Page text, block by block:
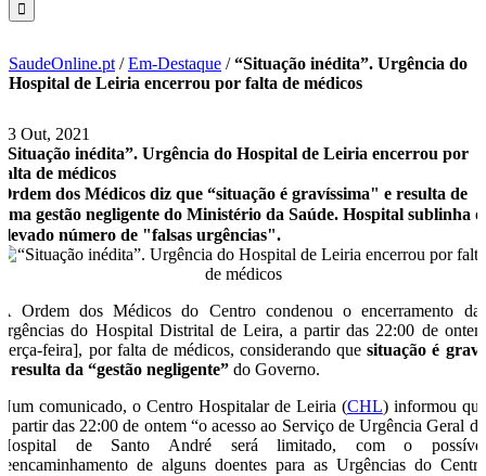
SaudeOnline.pt /Em-Destaque /“Situação inédita”. Urgência do
Hospital de Leiria encerrou por falta de médicos
13 Out, 2021
“Situação inédita”. Urgência do Hospital de Leiria encerrou por
falta de médicos
Ordem dos Médicos diz que “situação é gravíssima" e resulta de
uma gestão negligente do Ministério da Saúde. Hospital sublinha o
elevado número de "falsas urgências".
A Ordem dos Médicos do Centro condenou o encerramento das
urgências do Hospital Distrital de Leira, a partir das 22:00 de ontem
[terça-feira], por falta de médicos, considerando quesituação é grave
e resulta da “gestão negligente” do Governo.
Num comunicado, o Centro Hospitalar de Leiria (CHL) informou que
a partir das 22:00 de ontem “o acesso ao Serviço de Urgência Geral do
Hospital de Santo André será limitado, com o possível
reencaminhamento de alguns doentes para as Urgências do Centro